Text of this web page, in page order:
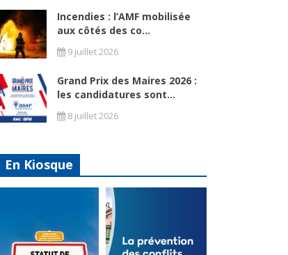
Incendies : l’AMF mobilisée
aux côtés des co...
9 juillet 2026
Grand Prix des Maires 2026 :
les candidatures sont...
8 juillet 2026
En Kiosque